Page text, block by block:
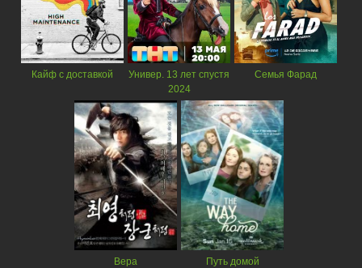
Кайф с доставкой
Универ. 13 лет спустя
2024
Семья Фарад
Вера Путь домой